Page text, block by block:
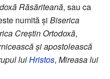
Răsăriteană, sau ca
numită și Biserica
Creștin Ortodoxă,
și apostolească
luiHristos, Mireasa lui